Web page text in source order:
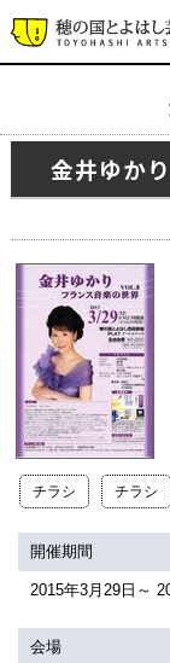
公式SNS
サービス
金井ゆか
チラシ チラシ
開催期間
2015年3月29日～
会場
最新の公演
演劇・ダン
イベント
プラットにつ
チケット・座
施設の利用に
サポート
関連団体・施設